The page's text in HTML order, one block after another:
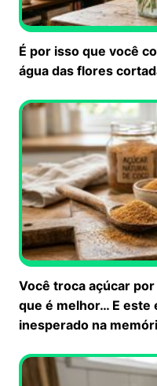
É por isso que você
água das flores
Você troca açúcar
que é melhor… E
inesperado na